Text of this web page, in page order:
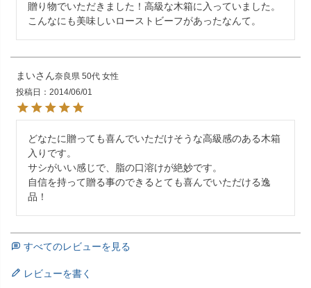
贈り物でいただきました！高級な木箱に入っていました。
こんなにも美味しいローストビーフがあったなんて。
まい 奈良県 50代 女性
投稿日
2014/06/01
どなたに贈っても喜んでいただけそうな高級感のある木箱
入りです。
サシがいい感じで、脂の口溶けが絶妙です。
自信を持って贈る事のできるとても喜んでいただける逸
品！
すべてのレビューを見る
レビューを書く